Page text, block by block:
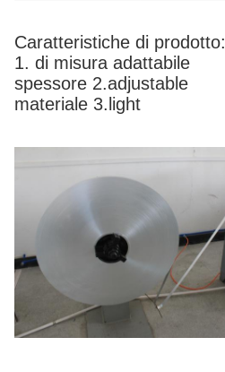
Caratteristiche di prodotto:
1. di misura adattabile
spessore 2.adjustable
materiale 3.light